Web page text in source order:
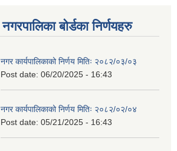
नगरपालिका बोर्डका निर्णयहरु
नगर कार्यपालिकाको निर्णय मितिः २०८२/०३/०३
Post date: 06/20/2025 - 16:43
नगर कार्यपालिकाको निर्णय मितिः २०८२/०२/०४
Post date: 05/21/2025 - 16:43